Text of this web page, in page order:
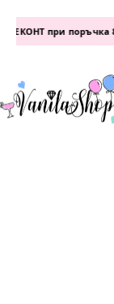
при поръчка 80+